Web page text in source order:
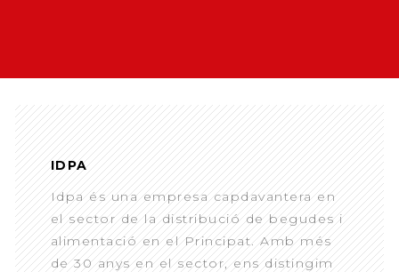
IDPA
Idpa és una empresa capdavantera en
el sector de la distribució de begudes i
alimentació en el Principat. Amb més
de 30 anys en el sector, ens distingim